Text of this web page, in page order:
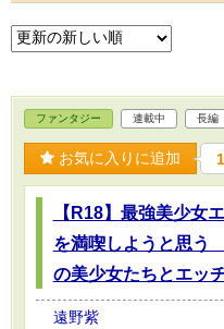
ファンタジー 連載中 長編
お気に入りに追加
【R18】最強美少女
を満喫しようと思う
の美少女たちとエッ
遠野紫